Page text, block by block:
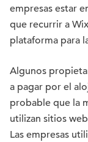
empresas estar
que recurrir a
plataforma para
Algunos
a pagar por el
probable que la
utilizan sitios
Las empresas